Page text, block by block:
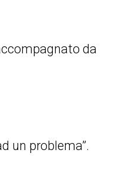
da
un problema”.